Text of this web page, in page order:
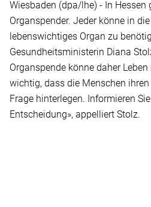
Wiesbaden (dpa/lhe) - In Hessen
Organspender. Jeder könne in
lebenswichtiges Organ zu
Gesundheitsministerin Diana
Organspende könne daher
wichtig, dass die Menschen
Frage hinterlegen. Informieren
Entscheidung», appelliert Stolz.